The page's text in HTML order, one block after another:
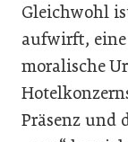
Gleichwohl
aufwirft,
moralische
Präsenz und